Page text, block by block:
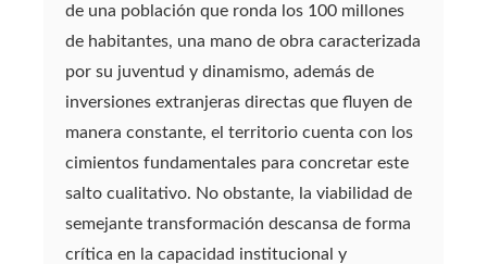
de una población que ronda los 100 millones
de habitantes, una mano de obra caracterizada
por su juventud y dinamismo, además de
inversiones extranjeras directas que fluyen de
manera constante, el territorio cuenta con los
cimientos fundamentales para concretar este
salto cualitativo. No obstante, la viabilidad de
semejante transformación descansa de forma
crítica en la capacidad institucional y